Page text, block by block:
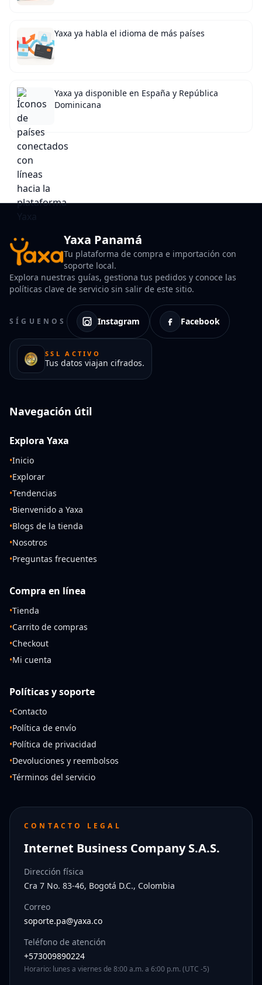
Yaxa ya habla el idioma de más países
Yaxa ya disponible en España y República
Dominicana
Yaxa Panamá
Tu plataforma de compra e importación con
soporte local.
Explora nuestras guías, gestiona tus pedidos y conoce las
políticas clave de servicio sin salir de este sitio.
SÍGUENOS Instagram Facebook
SSL ACTIVO
Tus datos viajan cifrados.
Navegación útil
Explora Yaxa
•Inicio
•Explorar
•Tendencias
•Bienvenido a Yaxa
•Blogs de la tienda
•Nosotros
•Preguntas frecuentes
Compra en línea
•Tienda
•Carrito de compras
•Checkout
•Mi cuenta
Políticas y soporte
•Contacto
•Política de envío
•Política de privacidad
•Devoluciones y reembolsos
•Términos del servicio
CONTACTO LEGAL
Internet Business Company S.A.S.
Dirección física
Cra 7 No. 83-46, Bogotá D.C., Colombia
Correo
soporte.pa@yaxa.co
Teléfono de atención
+573009890224
Horario: lunes a viernes de 8:00 a.m. a 6:00 p.m. (UTC -5)